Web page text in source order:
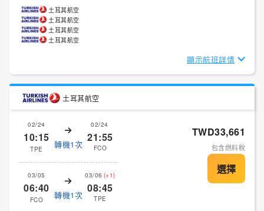
土耳其航空
土耳其航空
土耳其航空
土耳其航空
顯示航班詳情
土耳其航空
02/24
10:15
TPE 轉機1次
02/24
21:55
FCO
03/05
06:40
FCO 轉機1次
03/06 (+1)
08:45
TPE
TWD33,661
包含燃料稅